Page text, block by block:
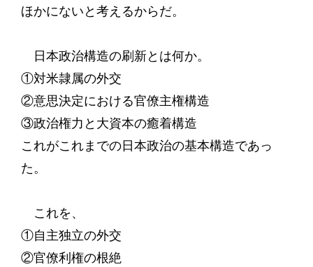
ほかにないと考えるからだ。
日本政治構造の刷新とは何か。
①対米隷属の外交
②意思決定における官僚主権構造
③政治権力と大資本の癒着構造
これがこれまでの日本政治の基本構造であっ
た。
これを、
①自主独立の外交
②官僚利権の根絶